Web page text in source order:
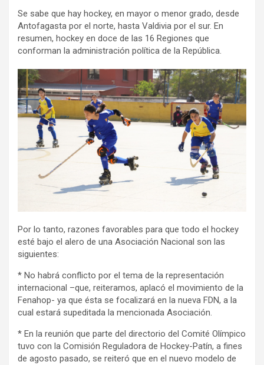
Se sabe que hay hockey, en mayor o menor grado, desde
Antofagasta por el norte, hasta Valdivia por el sur. En
resumen, hockey en doce de las 16 Regiones que
conforman la administración política de la República.
Por lo tanto, razones favorables para que todo el hockey
esté bajo el alero de una Asociación Nacional son las
siguientes:
* No habrá conflicto por el tema de la representación
internacional –que, reiteramos, aplacó el movimiento de la
Fenahop- ya que ésta se focalizará en la nueva FDN, a la
cual estará supeditada la mencionada Asociación.
* En la reunión que parte del directorio del Comité Olímpico
tuvo con la Comisión Reguladora de Hockey-Patín, a fines
de agosto pasado, se reiteró que en el nuevo modelo de